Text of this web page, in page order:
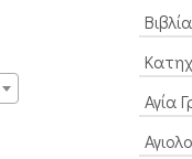
Αγία